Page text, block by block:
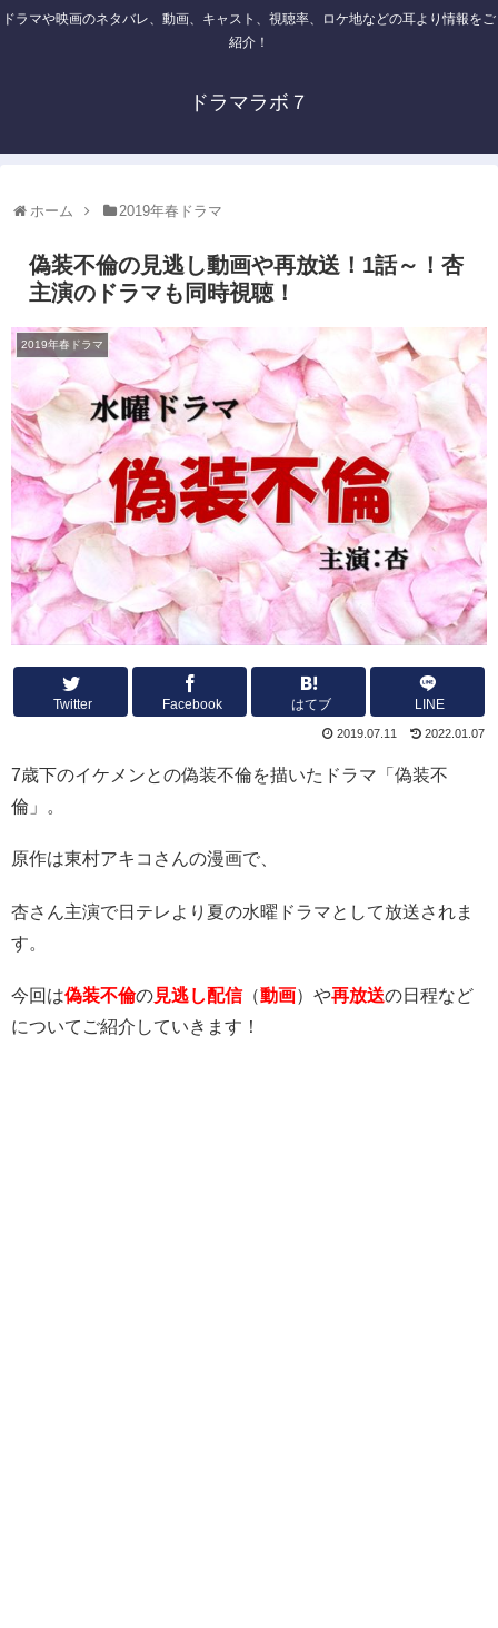
ドラマや映画のネタバレ、動画、キャスト、視聴率、ロケ地などの耳より情報をご
紹介！
ドラマラボ７
ホーム 2019年春ドラマ
偽装不倫の見逃し動画や再放送！1話～！杏
主演のドラマも同時視聴！
2019年春ドラマ
Twitter Facebook はてブ LINE
2019.07.11 2022.01.07
7歳下のイケメンとの偽装不倫を描いたドラマ「偽装不
倫」。
原作は東村アキコさんの漫画で、
杏さん主演で日テレより夏の水曜ドラマとして放送されま
す。
今回は偽装不倫の見逃し配信（動画）や再放送の日程など
についてご紹介していきます！